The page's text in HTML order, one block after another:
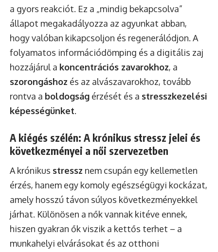
a gyors reakciót. Ez a „mindig bekapcsolva”
állapot megakadályozza az agyunkat abban,
hogy valóban kikapcsoljon és regenerálódjon. A
folyamatos információdömping és a digitális zaj
hozzájárul a koncentrációs zavarokhoz, a
szorongáshoz és az alvászavarokhoz, tovább
rontva a boldogság érzését és a stresszkezelési
képességünket.
A kiégés szélén: A krónikus stressz jelei és
következményei a női szervezetben
A krónikus stressz nem csupán egy kellemetlen
érzés, hanem egy komoly egészségügyi kockázat,
amely hosszú távon súlyos következményekkel
járhat. Különösen a nők vannak kitéve ennek,
hiszen gyakran ők viszik a kettős terhet – a
munkahelyi elvárásokat és az otthoni